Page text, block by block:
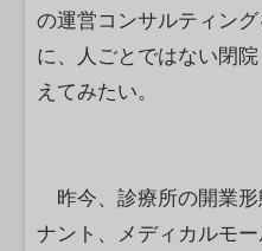
の運営コンサルティン
に、人ごとではない閉
えてみたい。
昨今、診療所の開業形
ナント、メディカルモ